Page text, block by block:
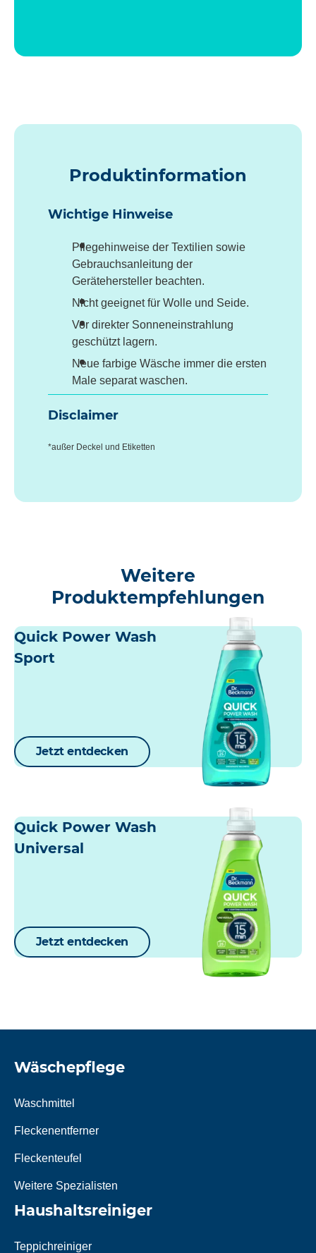
Produktinformation
Wichtige Hinweise
Pflegehinweise der Textilien sowie
Gebrauchsanleitung der
Gerätehersteller beachten.
Nicht geeignet für Wolle und Seide.
Vor direkter Sonneneinstrahlung
geschützt lagern.
Neue farbige Wäsche immer die ersten
Male separat waschen.
Disclaimer
*außer Deckel und Etiketten
Weitere
Produktempfehlungen
Quick Power Wash
Sport
Jetzt entdecken
Quick Power Wash
Universal
Jetzt entdecken
Wäschepflege
Waschmittel
Fleckenentferner
Fleckenteufel
Weitere Spezialisten
Haushaltsreiniger
Teppichreiniger